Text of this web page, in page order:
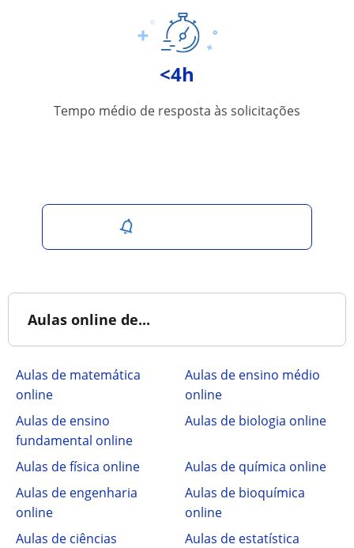
<4h
Tempo médio de resposta às solicitações
Aulas online de...
Aulas de matemática
online
Aulas de ensino médio
online
Aulas de ensino
fundamental online
Aulas de biologia online
Aulas de física online
Aulas de química online
Aulas de engenharia
online
Aulas de bioquímica
online
Aulas de ciências
Aulas de estatística